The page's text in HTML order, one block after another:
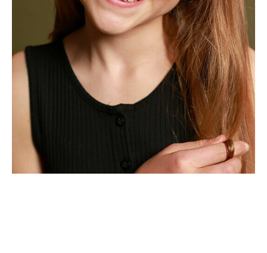
POP MUZIKANTEN
TALENTEN INTERNATIONALE
BEWERBUNG
KONTAKT
FRANKREICH
SCHWEIZ